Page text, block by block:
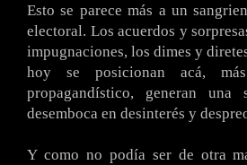
Esto se parece más a un
electoral. Los acuerdos y
impugnaciones, los dimes y
hoy se posicionan acá,
propagandístico, generan
desemboca en desinterés y
Y como no podía ser de otra